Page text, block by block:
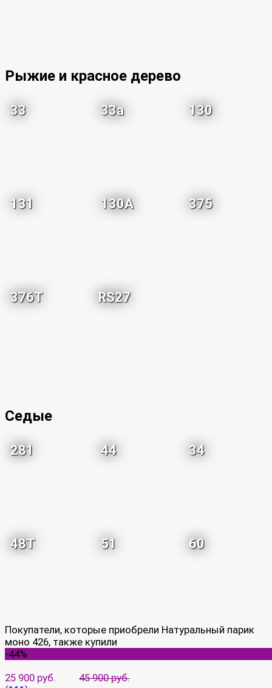
Рыжие и красное дерево
33 33a 130
131 130A 375
376T RS27
Седые
281 44 34
48T 51 60
Покупатели, которые приобрели Натуральный парик
моно 426, также купили
-44%
25 900 руб.
45 900 руб.